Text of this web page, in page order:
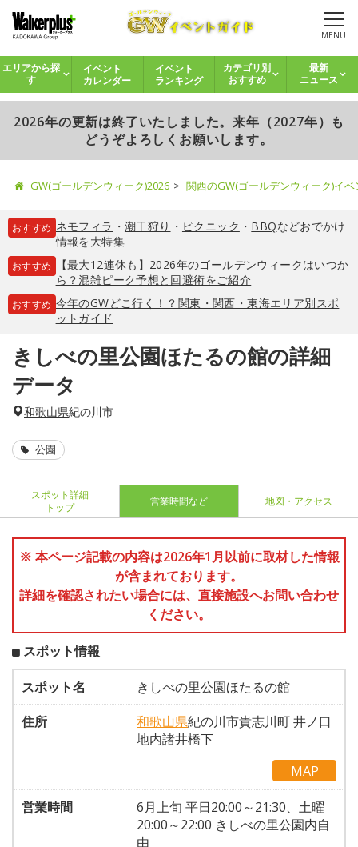
MENU
エリアから探
す
イベント
カレンダー
イベント
ランキング
カテゴリ別
おすすめ
最新
ニュース
2026年の更新は終了いたしました。来年（2027年）も
どうぞよろしくお願いします。
GW(ゴールデンウィーク)2026 関西のGW(ゴールデンウィーク)イ
おすすめ ネモフィラ ・ 潮干狩り ・ ピクニック ・ BBQなどおでかけ
情報を大特集
おすすめ
【最大12連休も】2026年のゴールデンウィークはいつか
ら？混雑ピーク予想と回避術をご紹介
おすすめ 今年のGWどこ行く！？関東・関西・東海エリア別スポ
ットガイド
きしべの里公園ほたるの館の詳細
データ
和歌山県紀の川市
公園
スポット詳細
トップ
営業時間など 地図・アクセス
※ 本ページ記載の内容は2026年1月以前に取材した情報
が含まれております。
詳細を確認されたい場合には、直接施設へお問い合わせ
ください。
スポット情報
スポット名
きしべの里公園ほたるの館
住所
和歌山県紀の川市貴志川町 井ノ口
地内諸井橋下
MAP
営業時間
6月上旬 平日20:00～21:30、土曜
20:00～22:00 きしべの里公園内自
由